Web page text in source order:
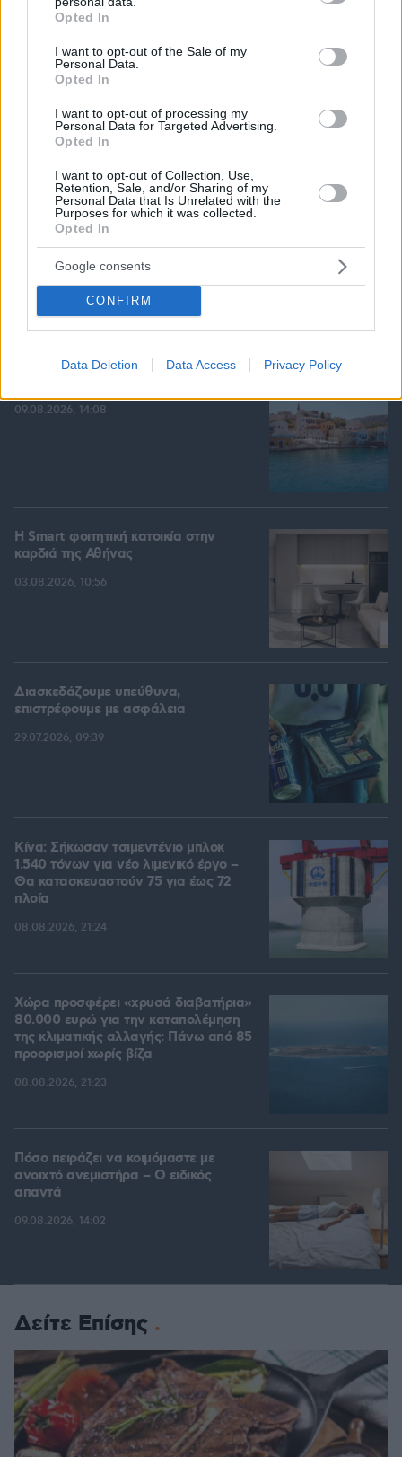
grant or deny consent to Google and its third-party tags to
use your data for below specified purposes in below Google
consent section.
Opted In
I want to opt-out of the Sale of my
Personal Data.
Opted In
I want to opt-out of processing my
Personal Data for Targeted Advertising.
Opted In
I want to opt-out of Collection, Use,
Retention, Sale, and/or Sharing of my
Personal Data that Is Unrelated with the
Purposes for which it was collected.
Opted In
Google consents
CONFIRM
Data Deletion Data Access Privacy Policy
Τα ζώδια που πετυχαίνουν όταν δεν ακολουθούν
την παραδοσιακή επαγγελματική πορεία
09.08.2026, 12:30
09.08.2026, 14:08
Η Smart φοιτητική κατοικία στην
καρδιά της Αθήνας
03.08.2026, 10:56
Διασκεδάζουμε υπεύθυνα,
επιστρέφουμε με ασφάλεια
29.07.2026, 09:39
Κίνα: Σήκωσαν τσιμεντένιο μπλοκ
1.540 τόνων για νέο λιμενικό έργο –
Θα κατασκευαστούν 75 για έως 72
πλοία
08.08.2026, 21:24
Χώρα προσφέρει «χρυσά διαβατήρια»
80.000 ευρώ για την καταπολέμηση
της κλιματικής αλλαγής: Πάνω από 85
προορισμοί χωρίς βίζα
08.08.2026, 21:23
Πόσο πειράζει να κοιμόμαστε με
ανοιχτό ανεμιστήρα – Ο ειδικός
απαντά
09.08.2026, 14:02
Δείτε Επίσης